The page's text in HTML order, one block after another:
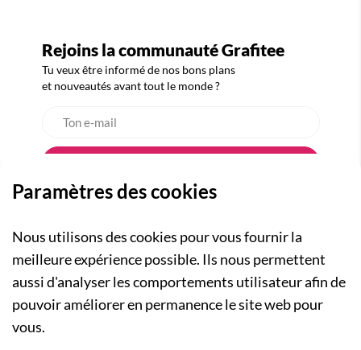
Rejoins la communauté Grafitee
Tu veux être informé de nos bons plans
et nouveautés avant tout le monde ?
A PROPOS
Qui sommes-nous ?
Actualités
NOS RUBRIQUES
Paramètres des cookies
Nous utilisons des cookies pour vous fournir la
meilleure expérience possible. Ils nous permettent
aussi d'analyser les comportements utilisateur afin de
pouvoir améliorer en permanence le site web pour
vous.